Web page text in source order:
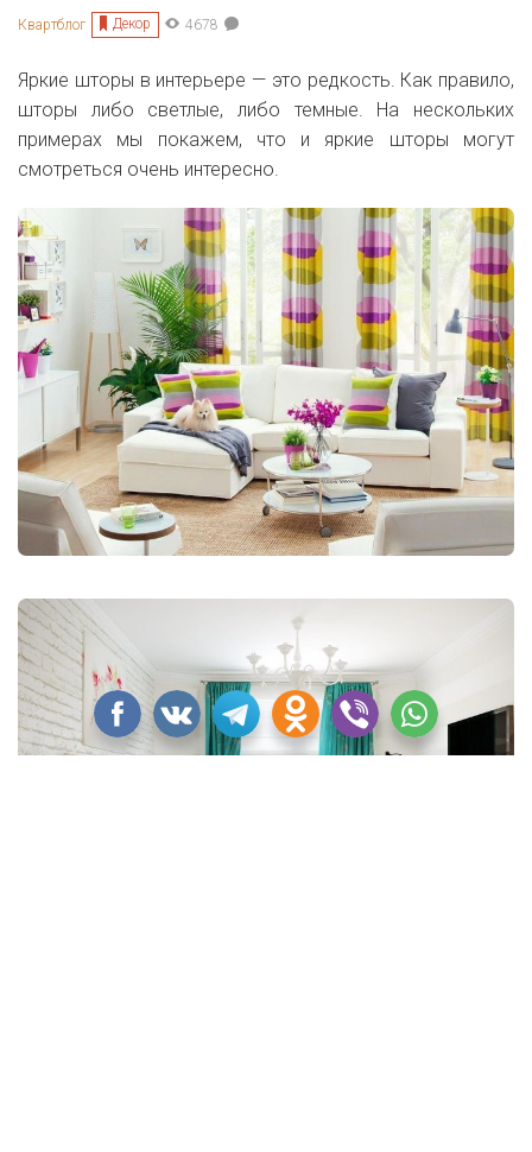
Квартблог Декор 4678
Яркие шторы в интерьере — это редкость. Как правило,
шторы либо светлые, либо темные. На нескольких
примерах мы покажем, что и яркие шторы могут
смотреться очень интересно.